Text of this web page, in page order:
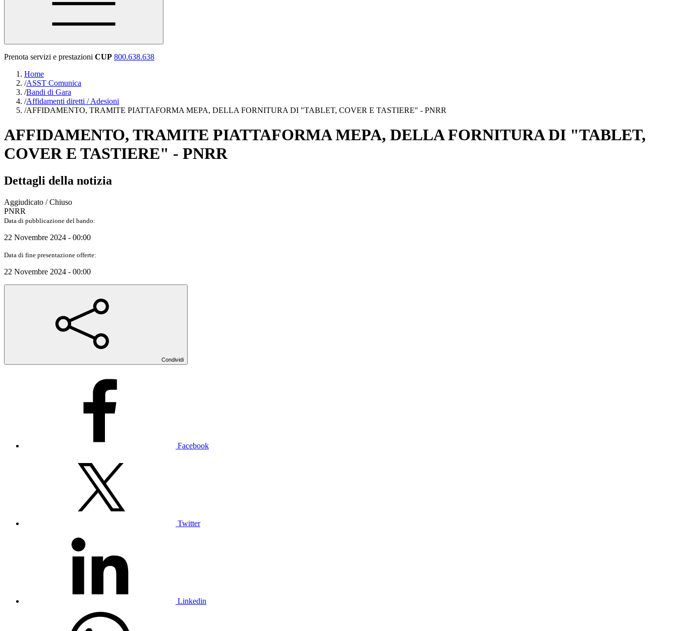
Prenota servizi e prestazioni CUP 800.638.638
Home
/ASST Comunica
/Bandi di Gara
/Affidamenti diretti / Adesioni
/AFFIDAMENTO, TRAMITE PIATTAFORMA MEPA, DELLA FORNITURA DI "TABLET, COVER E TASTIERE" - PNRR
AFFIDAMENTO, TRAMITE PIATTAFORMA MEPA, DELLA FORNITURA DI "TABLET,
COVER E TASTIERE" - PNRR
Dettagli della notizia
Aggiudicato / Chiuso
PNRR
Data di pubblicazione del bando:
22 Novembre 2024 - 00:00
Data di fine presentazione offerte:
22 Novembre 2024 - 00:00
Condividi
Facebook
Twitter
Linkedin